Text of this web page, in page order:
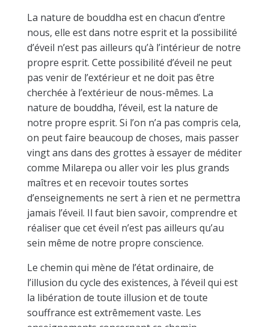
La nature de bouddha est en chacun d’entre
nous, elle est dans notre esprit et la possibilité
d’éveil n’est pas ailleurs qu’à l’intérieur de notre
propre esprit. Cette possibilité d’éveil ne peut
pas venir de l’extérieur et ne doit pas être
cherchée à l’extérieur de nous-mêmes. La
nature de bouddha, l’éveil, est la nature de
notre propre esprit. Si l’on n’a pas compris cela,
on peut faire beaucoup de choses, mais passer
vingt ans dans des grottes à essayer de méditer
comme Milarepa ou aller voir les plus grands
maîtres et en recevoir toutes sortes
d’enseignements ne sert à rien et ne permettra
jamais l’éveil. Il faut bien savoir, comprendre et
réaliser que cet éveil n’est pas ailleurs qu’au
sein même de notre propre conscience.
Le chemin qui mène de l’état ordinaire, de
l’illusion du cycle des existences, à l’éveil qui est
la libération de toute illusion et de toute
souffrance est extrêmement vaste. Les